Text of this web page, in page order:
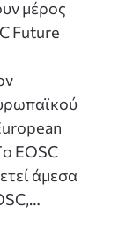
μέρος
Future
EOSC
άμεσα